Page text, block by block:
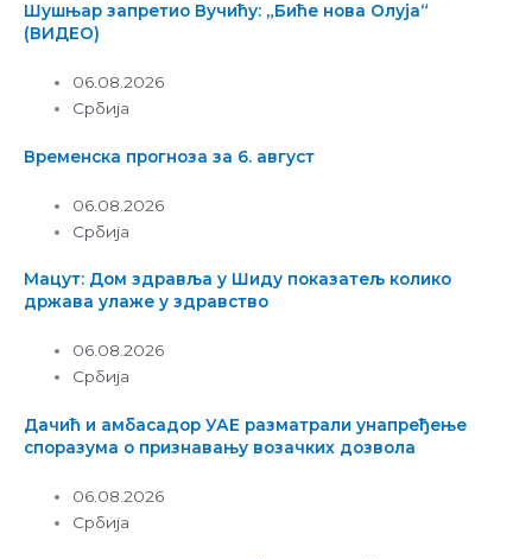
Шушњар запретио Вучићу: „Биће нова Олуја“
(ВИДЕО)
06.08.2026
Србија
Временска прогноза за 6. август
06.08.2026
Србија
Мацут: Дом здравља у Шиду показатељ колико
држава улаже у здравство
06.08.2026
Србија
Дачић и амбасадор УАЕ разматрали унапређење
споразума о признавању возачких дозвола
06.08.2026
Србија